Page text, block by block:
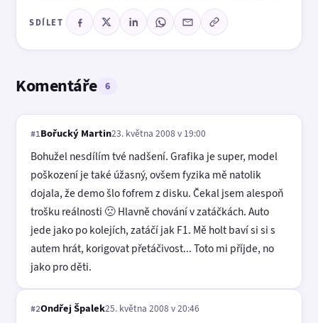
SDÍLET
Komentáře 6
#1Bořucký Martin23. května 2008 v 19:00
Bohužel nesdílím tvé nadšení. Grafika je super, model
poškození je také úžasný, ovšem fyzika mě natolik
dojala, že demo šlo fofrem z disku. Čekal jsem alespoň
trošku reálnosti 🙁 Hlavně chování v zatáčkách. Auto
jede jako po kolejích, zatáčí jak F1. Mě holt baví si si s
autem hrát, korigovat přetáčivost... Toto mi příjde, no
jako pro děti.
#2Ondřej Špalek25. května 2008 v 20:46